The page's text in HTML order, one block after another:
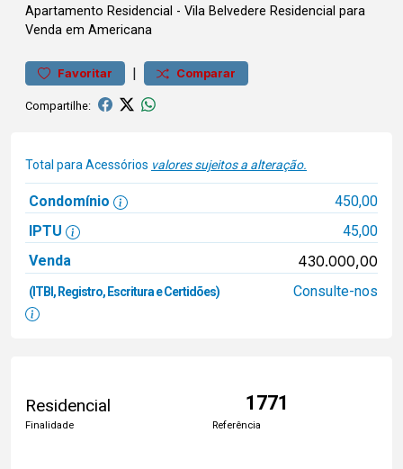
Apartamento Residencial - Vila Belvedere Residencial para
Venda em Americana
Favoritar | Comparar
Compartilhe:
Total para Acessórios valores sujeitos a alteração.
Condomínio
450,00
IPTU
45,00
Venda
430.000,00
(ITBI, Registro, Escritura e Certidões) Consulte-nos
Residencial
Finalidade
1771
Referência